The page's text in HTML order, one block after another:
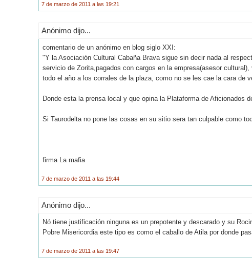
7 de marzo de 2011 a las 19:21
Anónimo dijo...
comentario de un anónimo en blog siglo XXI:
"Y la Asociación Cultural Cabaña Brava sigue sin decir nada al
servicio de Zorita,pagados con cargos en la empresa(asesor
todo el año a los corrales de la plaza, como no se les cae la cara de
Donde esta la prensa local y que opina la Plataforma de Aficionados
Si Taurodelta no pone las cosas en su sitio sera tan culpable como
firma La mafia
7 de marzo de 2011 a las 19:44
Anónimo dijo...
Nó tiene justificación ninguna es un prepotente y descarado y su
Pobre Misericordia este tipo es como el caballo de Atila por donde
7 de marzo de 2011 a las 19:47